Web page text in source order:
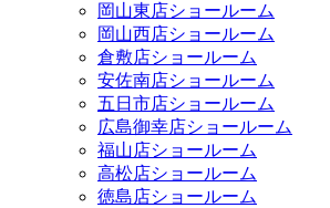
岡山東店ショールーム
岡山西店ショールーム
倉敷店ショールーム
安佐南店ショールーム
五日市店ショールーム
広島御幸店ショールーム
福山店ショールーム
高松店ショールーム
徳島店ショールーム